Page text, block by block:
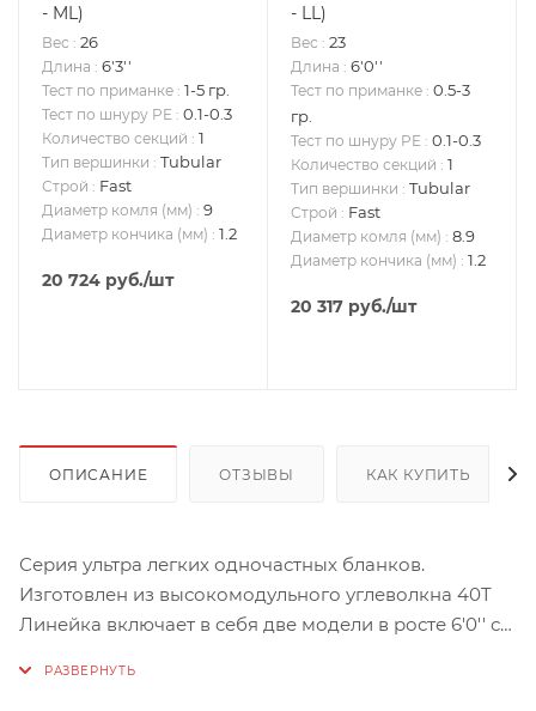
- ML)
Вес : 26
Длина : 6'3''
Тест по приманке : 1-5 гр.
Тест по шнуру PE : 0.1-0.3
Количество секций : 1
Тип вершинки : Tubular
Строй : Fast
Диаметр комля (мм) : 9
Диаметр кончика (мм) : 1.2
20 724 руб./шт
- LL)
Вес : 23
Длина : 6'0''
Тест по приманке : 0.5-3
гр.
Тест по шнуру PE : 0.1-0.3
Количество секций : 1
Тип вершинки : Tubular
Строй : Fast
Диаметр комля (мм) : 8.9
Диаметр кончика (мм) : 1.2
20 317 руб./шт
ОПИСАНИЕ ОТЗЫВЫ КАК КУПИТЬ
Серия ультра легких одночастных бланков.
Изготовлен из высокомодульного углеволкна 40T
Линейка включает в себя две модели в росте 6'0'' с